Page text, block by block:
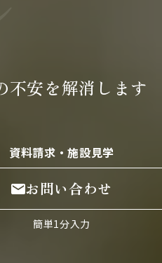
不安を解消します
資料請求・施設見学
お問い合わせ
簡単1分入力